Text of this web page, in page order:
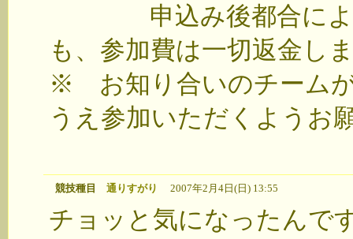
申込み後都合により
も、参加費は一切返金し
※ お知り合いのチーム
うえ参加いただくようお
競技種目 通りすがり 2007年2月4日(日) 13:55
チョッと気になったんで